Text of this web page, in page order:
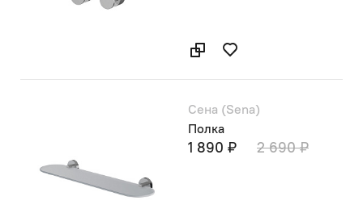
Сена (Sena)
Полка
1 890 ₽ 2 690 ₽